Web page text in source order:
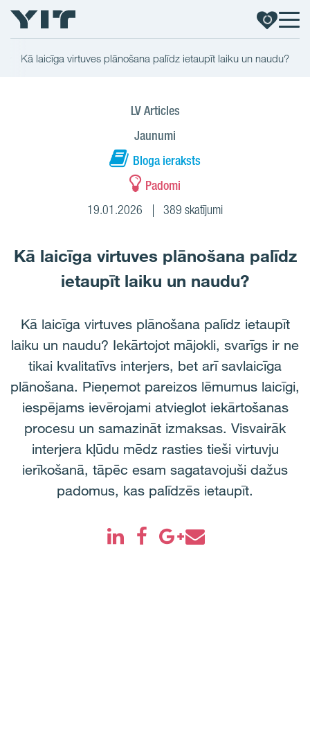
Kā laicīga virtuves plānošana palīdz ietaupīt laiku un naudu?
LV Articles
Jaunumi
Bloga ieraksts
Padomi
19.01.2026 389 skatījumi
Kā laicīga virtuves plānošana palīdz
ietaupīt laiku un naudu?
Kā laicīga virtuves plānošana palīdz ietaupīt
laiku un naudu? Iekārtojot mājokli, svarīgs ir ne
tikai kvalitatīvs interjers, bet arī savlaicīga
plānošana. Pieņemot pareizos lēmumus laicīgi,
iespējams ievērojami atvieglot iekārtošanas
procesu un samazināt izmaksas. Visvairāk
interjera kļūdu mēdz rasties tieši virtuvju
ierīkošanā, tāpēc esam sagatavojuši dažus
padomus, kas palīdzēs ietaupīt.